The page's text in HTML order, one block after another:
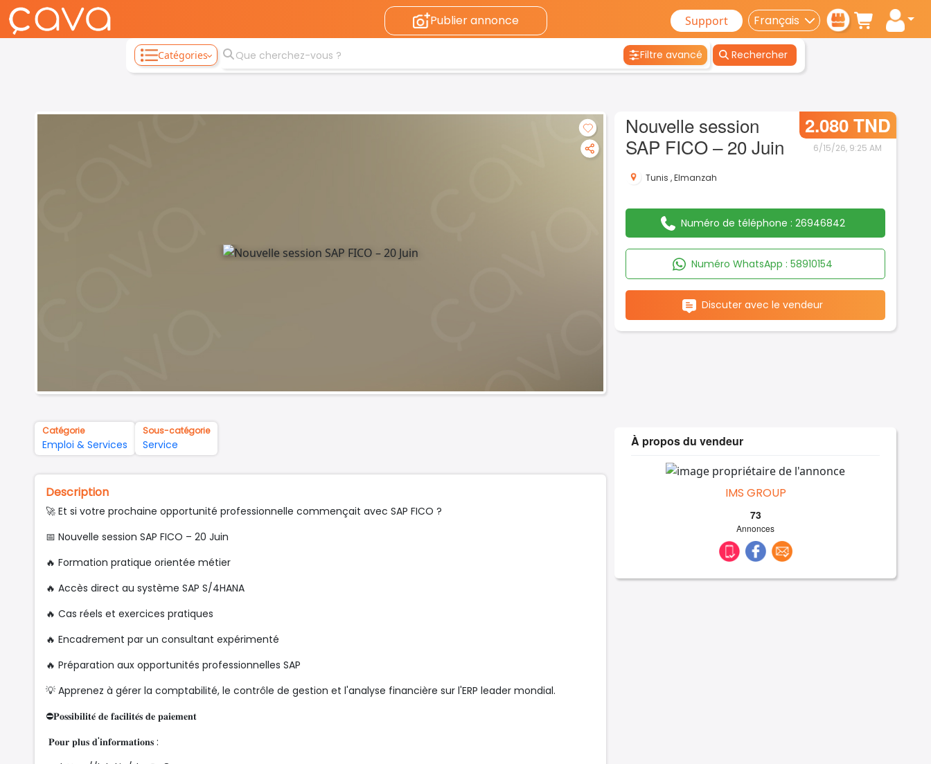
Publier annonce Support
Catégories Filtre avancé Rechercher
Nouvelle session
SAP FICO – 20 Juin
2.080 TND
6/15/26, 9:25 AM
Tunis ,Elmanzah
Numéro de téléphone : 26946842
Numéro WhatsApp : 58910154
Discuter avec le vendeur
Catégorie
Emploi & Services
Sous-catégorie
Service
Description
🚀 Et si votre prochaine opportunité professionnelle commençait avec SAP FICO ?
📅 Nouvelle session SAP FICO – 20 Juin
🔥 Formation pratique orientée métier
🔥 Accès direct au système SAP S/4HANA
🔥 Cas réels et exercices pratiques
🔥 Encadrement par un consultant expérimenté
🔥 Préparation aux opportunités professionnelles SAP
💡 Apprenez à gérer la comptabilité, le contrôle de gestion et l'analyse financière sur l'ERP leader mondial.
⛔𝐏𝐨𝐬𝐬𝐢𝐛𝐢𝐥𝐢𝐭𝐞́ 𝐝𝐞 𝐟𝐚𝐜𝐢𝐥𝐢𝐭𝐞́𝐬 𝐝𝐞 𝐩𝐚𝐢𝐞𝐦𝐞𝐧𝐭
𝐏𝐨𝐮𝐫 𝐩𝐥𝐮𝐬 𝐝'𝐢𝐧𝐟𝐨𝐫𝐦𝐚𝐭𝐢𝐨𝐧𝐬 :
À propos du vendeur
IMS GROUP
73
Annonces